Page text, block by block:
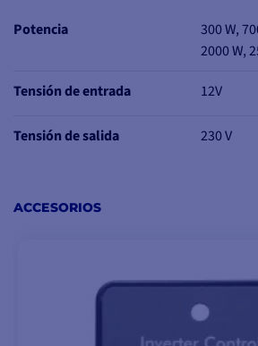
Potencia
300 W,
2000 W,
Tensión de entrada 12V
Tensión de salida 230 V
La
ACCESORIOS